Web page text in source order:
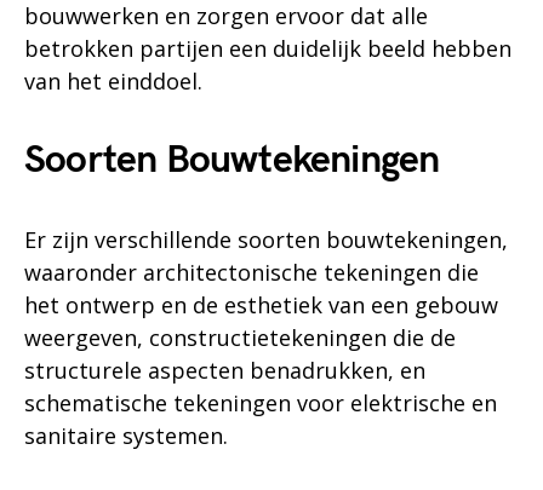
bouwwerken en zorgen ervoor dat alle
betrokken partijen een duidelijk beeld hebben
van het einddoel.
Soorten Bouwtekeningen
Er zijn verschillende soorten bouwtekeningen,
waaronder architectonische tekeningen die
het ontwerp en de esthetiek van een gebouw
weergeven, constructietekeningen die de
structurele aspecten benadrukken, en
schematische tekeningen voor elektrische en
sanitaire systemen.